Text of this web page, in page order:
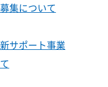
集について
サポート事業